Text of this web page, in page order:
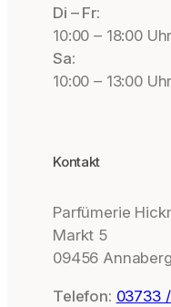
Di – Fr:
10:00 – 18:00 Uhr
Sa:
10:00 – 13:00 Uhr
Kontakt
Parfümerie
Markt 5
09456
Telefon: 03733